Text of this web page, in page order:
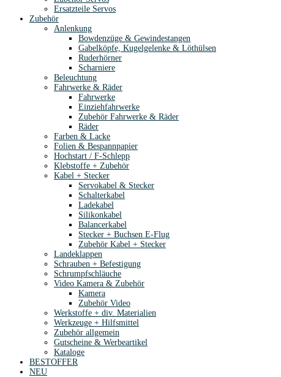
Ersatzteile Servos
Zubehör
Anlenkung
Bowdenzüge & Gewindestangen
Gabelköpfe, Kugelgelenke & Löthülsen
Ruderhörner
Scharniere
Beleuchtung
Fahrwerke & Räder
Fahrwerke
Einziehfahrwerke
Zubehör Fahrwerke & Räder
Räder
Farben & Lacke
Folien & Bespannpapier
Hochstart / F-Schlepp
Klebstoffe + Zubehör
Kabel + Stecker
Servokabel & Stecker
Schalterkabel
Ladekabel
Silikonkabel
Balancerkabel
Stecker + Buchsen E-Flug
Zubehör Kabel + Stecker
Landeklappen
Schrauben + Befestigung
Schrumpfschläuche
Video Kamera & Zubehör
Kamera
Zubehör Video
Werkstoffe + div. Materialien
Werkzeuge + Hilfsmittel
Zubehör allgemein
Gutscheine & Werbeartikel
Kataloge
BESTOFFER
NEU